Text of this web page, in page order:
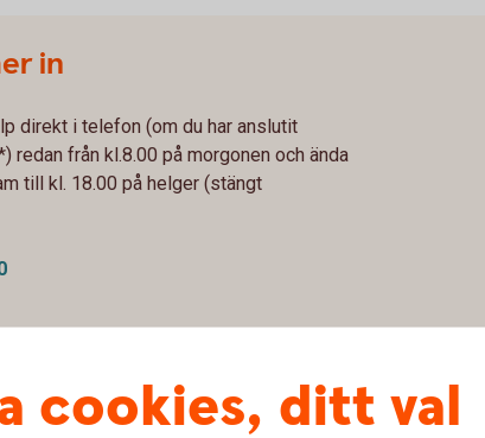
in
direkt i telefon (om du har anslutit
från kl.8.00 på morgonen och ända
till kl. 18.00 på helger (stängt
dig under menyvalet
de enkla stegen för att aktivera
cookies, ditt val